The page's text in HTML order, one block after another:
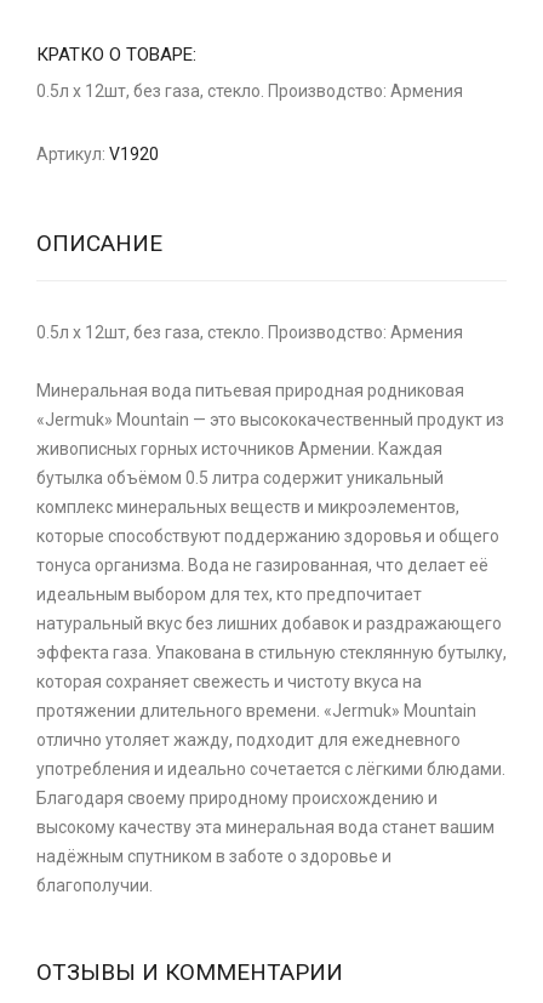
КРАТКО О ТОВАРЕ:
0.5л x 12шт, без газа, стекло. Производство: Армения
Артикул: V1920
ОПИСАНИЕ
0.5л x 12шт, без газа, стекло. Производство: Армения
Минеральная вода питьевая природная родниковая
«Jermuk» Mountain — это высококачественный продукт из
живописных горных источников Армении. Каждая
бутылка объёмом 0.5 литра содержит уникальный
комплекс минеральных веществ и микроэлементов,
которые способствуют поддержанию здоровья и общего
тонуса организма. Вода не газированная, что делает её
идеальным выбором для тех, кто предпочитает
натуральный вкус без лишних добавок и раздражающего
эффекта газа. Упакована в стильную стеклянную бутылку,
которая сохраняет свежесть и чистоту вкуса на
протяжении длительного времени. «Jermuk» Mountain
отлично утоляет жажду, подходит для ежедневного
употребления и идеально сочетается с лёгкими блюдами.
Благодаря своему природному происхождению и
высокому качеству эта минеральная вода станет вашим
надёжным спутником в заботе о здоровье и
благополучии.
ОТЗЫВЫ И КОММЕНТАРИИ